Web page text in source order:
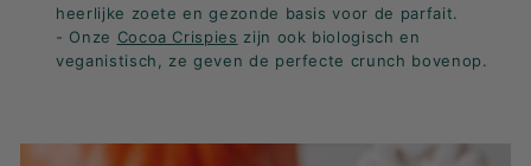
heerlijke zoete en gezonde basis voor de parfait.
- Onze Cocoa Crispies zijn ook biologisch en
veganistisch, ze geven de perfecte crunch bovenop.